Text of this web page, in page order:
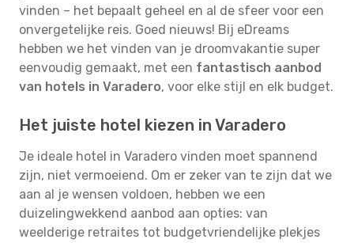
vinden – het bepaalt geheel en al de sfeer voor een
onvergetelijke reis. Goed nieuws! Bij eDreams
hebben we het vinden van je droomvakantie super
eenvoudig gemaakt, met een fantastisch aanbod
van hotels in Varadero, voor elke stijl en elk budget.
Het juiste hotel kiezen in Varadero
Je ideale hotel in Varadero vinden moet spannend
zijn, niet vermoeiend. Om er zeker van te zijn dat we
aan al je wensen voldoen, hebben we een
duizelingwekkend aanbod aan opties: van
weelderige retraites tot budgetvriendelijke plekjes